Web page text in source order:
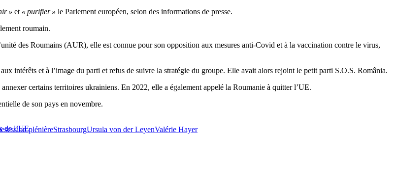
» et « purifier » le Parlement européen, selon des informations de presse.
roumain.
des Roumains (AUR), elle est connue pour son opposition aux mesures anti-Covid et à la vaccination contre le virus,
intérêts et à l’image du parti et refus de suivre la stratégie du groupe. Elle avait alors rejoint le petit parti S.O.S. România.
certains territoires ukrainiens. En 2022, elle a également appelé la Roumanie à quitter l’UE.
de son pays en novembre.
de l’UE
session plénièreStrasbourgUrsula von der LeyenValérie Hayer